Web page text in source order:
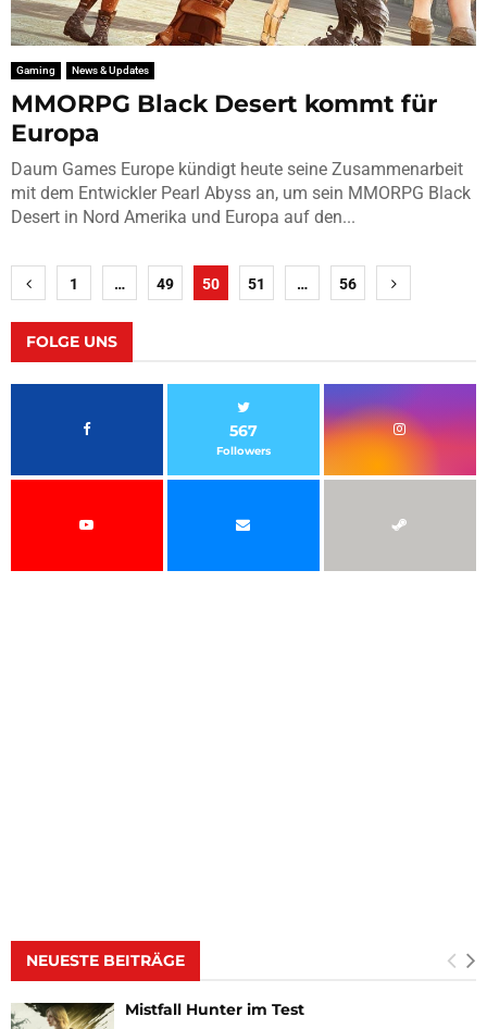
Gaming News & Updates
MMORPG Black Desert kommt für
Europa
Daum Games Europe kündigt heute seine Zusammenarbeit
mit dem Entwickler Pearl Abyss an, um sein MMORPG Black
Desert in Nord Amerika und Europa auf den...
Seitennummerierung
der
Beiträge
1 … 49 50 51 … 56
FOLGE UNS
567
Followers
NEUESTE BEITRÄGE
Mistfall Hunter im Test